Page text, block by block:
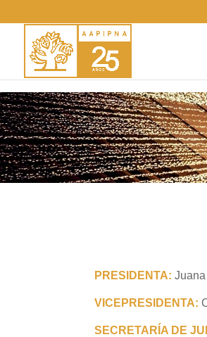
PRESIDENTA:
VICEPRESIDENTA:
SECRETARÍA DE